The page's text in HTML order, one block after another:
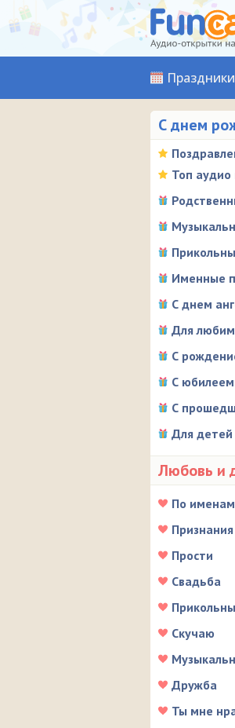
Праздники
С днем
Топ аудио
Именные
С днем
Для
С
С юбилеем
С
Для детей
Любовь и
По именам
Признания
Прости
Свадьба
Скучаю
Дружба
Ты мне